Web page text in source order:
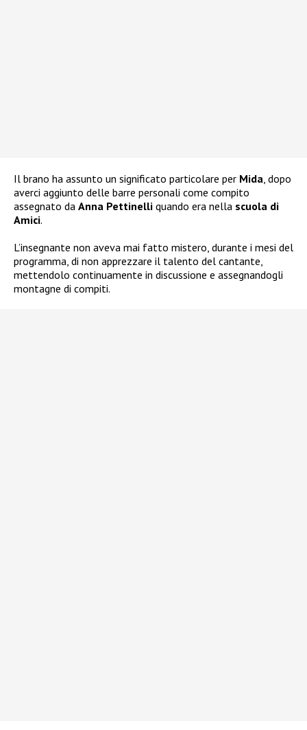
Il brano ha assunto un significato particolare per Mida, dopo
averci aggiunto delle barre personali come compito
assegnato da Anna Pettinelli quando era nella scuola di
Amici.
L’insegnante non aveva mai fatto mistero, durante i mesi del
programma, di non apprezzare il talento del cantante,
mettendolo continuamente in discussione e assegnandogli
montagne di compiti.